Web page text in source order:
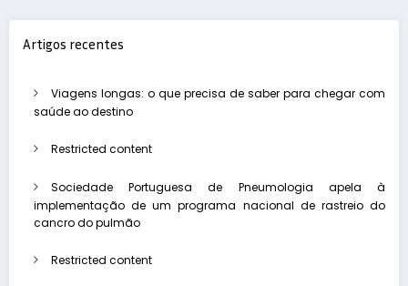
Artigos recentes
Viagens longas: o que precisa de saber para chegar com
saúde ao destino
Restricted content
Sociedade Portuguesa de Pneumologia apela à
implementação de um programa nacional de rastreio do
cancro do pulmão
Restricted content